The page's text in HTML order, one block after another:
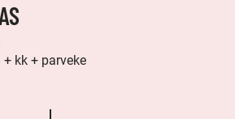
kk + parveke